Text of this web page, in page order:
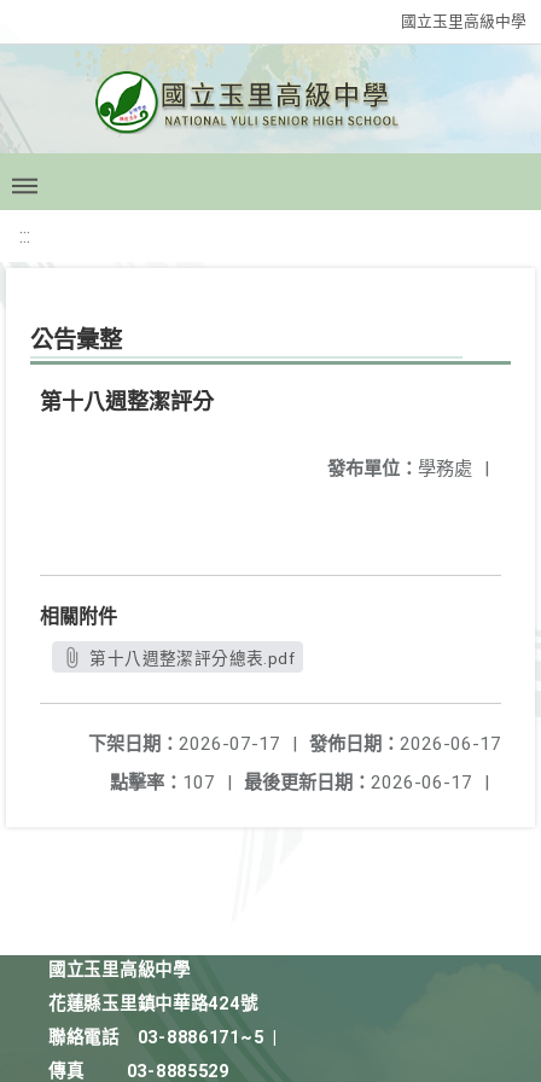
國立玉里高級中學
:::
公告彙整
第十八週整潔評分
發布單位： 學務處 |
相關附件
第十八週整潔評分總表.pdf
發佈日期： 2026-06-17
下架日期： 2026-07-17
|
最後更新日期： 2026-06-17 |
點擊率： 107 |
國立玉里高級中學
花蓮縣玉里鎮中華路424號
聯絡電話
03-8886171~5
傳真
03-8885529